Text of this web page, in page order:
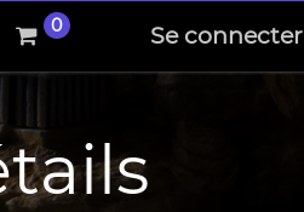
0 Se connecter